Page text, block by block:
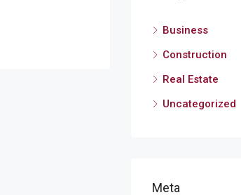
Business
Construction
Real Estate
Uncategorized
Meta